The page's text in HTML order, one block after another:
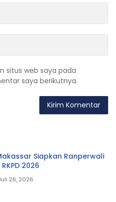
situs web saya pada
saya berikutnya.
Siapkan Ranperwali
2026
26, 2026